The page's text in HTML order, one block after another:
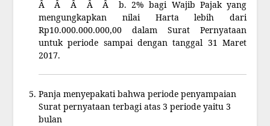
Â Â Â Â Â b. 2% bagi Wajib Pajak yang
mengungkapkan nilai Harta lebih dari
Rp10.000.000.000,00 dalam Surat Pernyataan
untuk periode sampai dengan tanggal 31 Maret
2017.
Panja menyepakati bahwa periode penyampaian
Surat pernyataan terbagi atas 3 periode yaitu 3
bulan